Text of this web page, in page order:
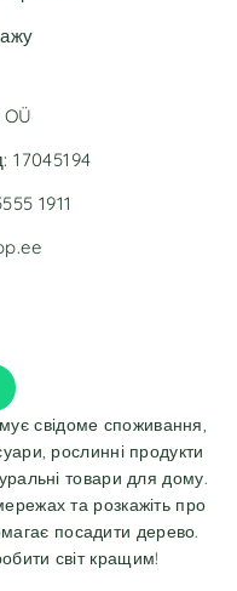
свідоме споживання,
рослинні продукти
товари для дому.
та розкажіть про
посадити дерево.
світ кращим!
17045194
1911